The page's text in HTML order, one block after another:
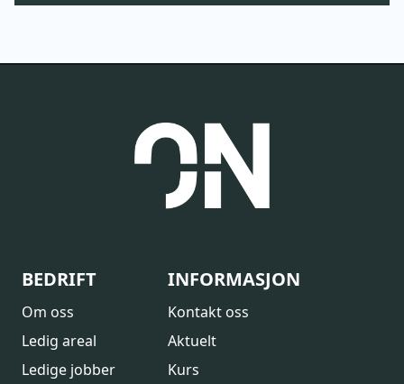
BEDRIFT
Om oss
Ledig areal
Ledige jobber
INFORMASJON
Kontakt oss
Aktuelt
Kurs